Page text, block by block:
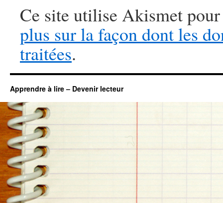
Ce site utilise Akismet
plus sur la façon dont les
traitées.
Apprendre à lire – Devenir lecteur